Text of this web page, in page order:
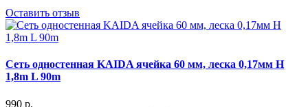
Оставить отзыв
Сеть одностенная KAIDA ячейка 60 мм, леска 0,17мм Н
1,8m L 90m
990 р.